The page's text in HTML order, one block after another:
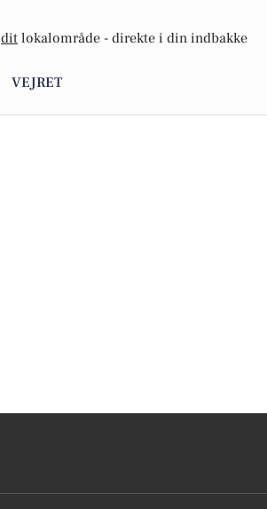
dit lokalområde - direkte i din indbakke
VEJRET